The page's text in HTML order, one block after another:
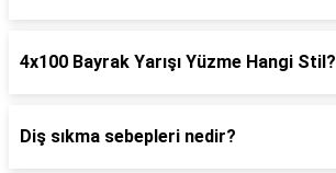
4x100 Bayrak Yarışı Yüzme Hangi Stil?
Diş sıkma sebepleri nedir?